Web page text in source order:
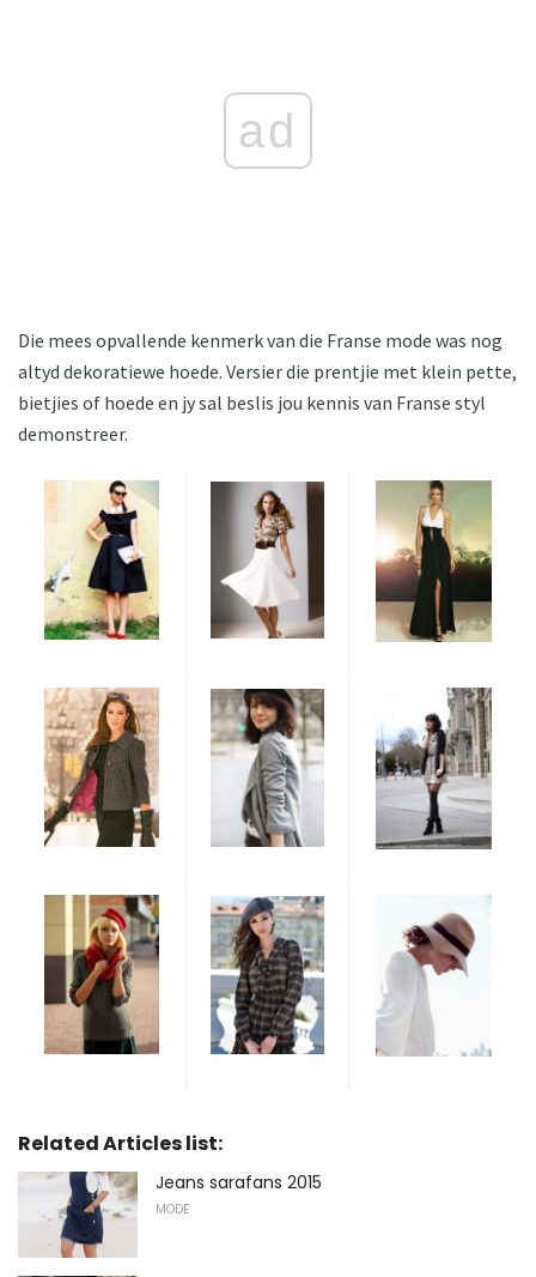
ad
Die mees opvallende kenmerk van die Franse mode was nog
altyd dekoratiewe hoede. Versier die prentjie met klein pette,
bietjies of hoede en jy sal beslis jou kennis van Franse styl
demonstreer.
Related Articles list:
Jeans sarafans 2015
MODE